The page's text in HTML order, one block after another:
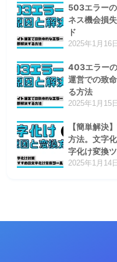
503エラー
ネス機会損
ド
2025年1月16日
403エラー
運営での致
る方法
2025年1月15日
【簡単解決
方法。文字
字化け変換
2025年1月14日